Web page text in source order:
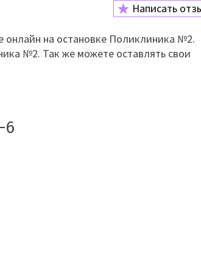
Написать
на остановке Поликлиника №2.
№2. Так же можете оставлять свои
6